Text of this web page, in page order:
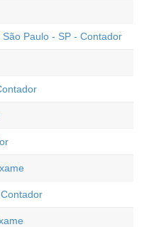
Paulo - SP - Contador